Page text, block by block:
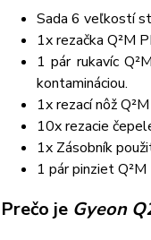
Sada 6 veľkostí
1x rezačka Q²M
1 pár rukavíc
kontamináciou.
1x rezací nôž
10x rezacie
1x Zásobník
1 pár pinziet
Prečo je Gyeon